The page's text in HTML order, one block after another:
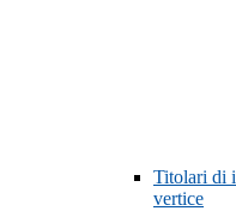
Titolari di
vertice